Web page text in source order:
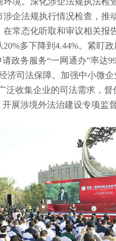
企法规执行情况检查，推
常态化听取和审议相关报
多下降到4.44%。紧盯
政务服务“一网通办”率达
济司法保障。加强中小微
泛收集企业的司法需求，
展涉境外法治建设专项监